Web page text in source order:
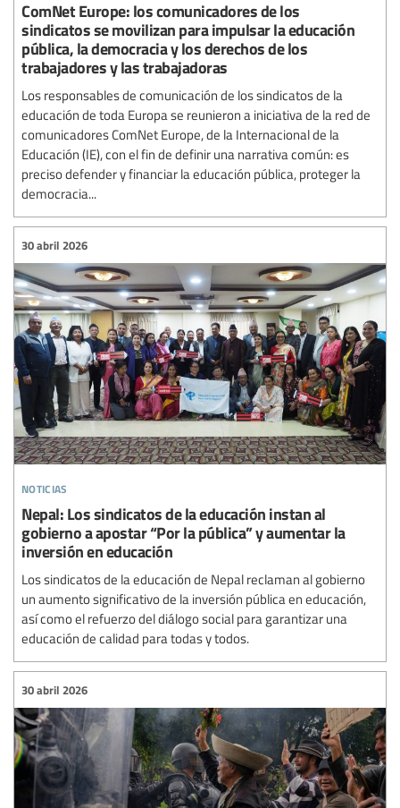
ComNet Europe: los comunicadores de los
sindicatos se movilizan para impulsar la educación
pública, la democracia y los derechos de los
trabajadores y las trabajadoras
Los responsables de comunicación de los sindicatos de la
educación de toda Europa se reunieron a iniciativa de la red de
comunicadores ComNet Europe, de la Internacional de la
Educación (IE), con el fin de definir una narrativa común: es
preciso defender y financiar la educación pública, proteger la
democracia...
noticias
30 abril 2026
Nepal: Los sindicatos de la educación instan al
gobierno a apostar “Por la pública” y aumentar la
inversión en educación
Los sindicatos de la educación de Nepal reclaman al gobierno
un aumento significativo de la inversión pública en educación,
así como el refuerzo del diálogo social para garantizar una
educación de calidad para todas y todos.
30 abril 2026